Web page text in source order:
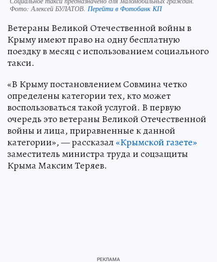
Фото: Алексей БУЛАТОВ. Перейти в Фотобанк КП
Ветераны Великой Отечественной войны в
Крыму имеют право на одну бесплатную
поездку в месяц с использованием социального
такси.
«В Крыму постановлением Совмина четко
определены категории тех, кто может
воспользоваться такой услугой. В первую
очередь это ветераны Великой Отечественной
войны и лица, приравненные к данной
категории», — рассказал«Крымской газете»
заместитель министра труда и соцзащиты
Крыма Максим Теряев.